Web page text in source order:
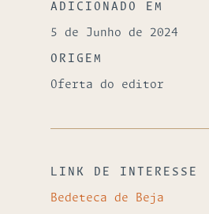
ADICIONADO EM
5 de Junho de 2024
ORIGEM
Oferta do editor
LINK DE INTERESSE
Bedeteca de Beja